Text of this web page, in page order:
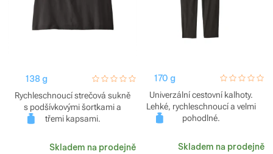
138 g hodnoceni_zakazniku
0 / 5
Rychleschnoucí strečová sukně
s podšívkovými šortkami a
třemi kapsami.
Skladem na prodejně
170 g
0 / 5
Univerzální cestovní kalhoty.
Lehké, rychleschnoucí a velmi
pohodlné.
Skladem na prodejně